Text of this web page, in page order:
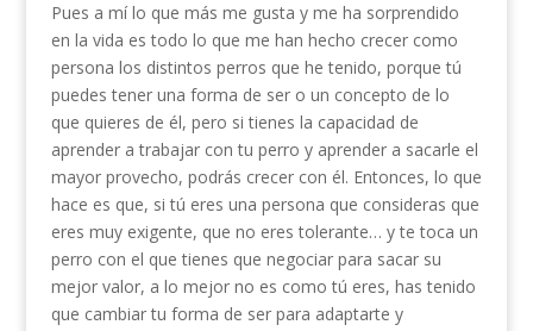
Pues a mí lo que más me gusta y me ha sorprendido
en la vida es todo lo que me han hecho crecer como
persona los distintos perros que he tenido, porque tú
puedes tener una forma de ser o un concepto de lo
que quieres de él, pero si tienes la capacidad de
aprender a trabajar con tu perro y aprender a sacarle el
mayor provecho, podrás crecer con él. Entonces, lo que
hace es que, si tú eres una persona que consideras que
eres muy exigente, que no eres tolerante… y te toca un
perro con el que tienes que negociar para sacar su
mejor valor, a lo mejor no es como tú eres, has tenido
que cambiar tu forma de ser para adaptarte y